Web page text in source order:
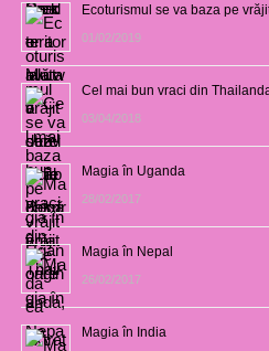
Ecoturismul se va baza pe
01/02/2019
Cel mai bun vraci din
03/04/2018
Magia în Uganda
28/02/2017
Magia în Nepal
26/02/2017
Magia în India